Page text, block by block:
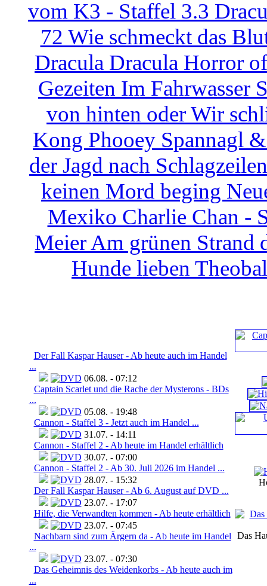
Der Fall Kaspar Hauser - Ab heute auch im Handel
...
06.08. - 07:12
Captain Scarlet und die Rache der Mysterons - BDs
...
05.08. - 19:48
Cannon - Staffel 3 - Jetzt auch im Handel ...
31.07. - 14:11
Cannon - Staffel 2 - Ab heute im Handel erhältlich
30.07. - 07:00
Cannon - Staffel 2 - Ab 30. Juli 2026 im Handel ...
28.07. - 15:32
Der Fall Kaspar Hauser - Ab 6. August auf DVD ...
23.07. - 17:07
Hilfe, die Verwandten kommen - Ab heute erhältlich
23.07. - 07:45
Nachbarn sind zum Ärgern da - Ab heute im Handel
...
23.07. - 07:30
Das Geheimnis des Weidenkorbs - Ab heute auch im
...
Das